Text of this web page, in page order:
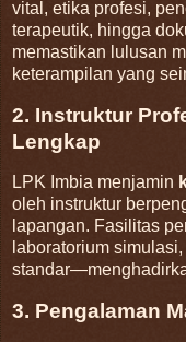
vital, etika profesi,
terapeutik, hingga
memastikan lulusan
keterampilan yang
2. Instruktur
Lengkap
LPK Imbia menjamin
oleh instruktur
lapangan. Fasilitas
laboratorium
3. Pengalaman